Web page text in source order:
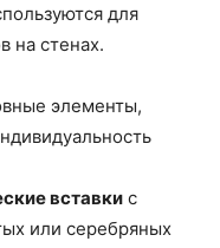
для
на стенах.
элементы,
вставки с
или серебряных